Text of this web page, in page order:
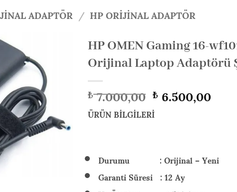
ADAPTÖR / HP ORIJINAL ADAPTÖR
HP OMEN Gaming 16-
Orijinal Laptop Adaptörü
₺7.000,00 Orijinal
fiyat:
₺ 7.000,00.
₺6.500,00Şu
ÜRÜN BİLGİLERİ
Durumu : Orijinal – Yeni
Garanti Süresi : 12 Ay